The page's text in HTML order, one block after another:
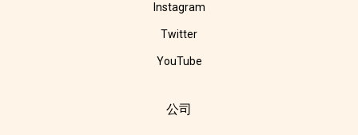
Instagram
Twitter
YouTube
公司